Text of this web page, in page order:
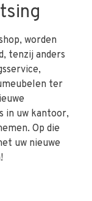
worden
tenzij anders
ter
in uw kantoor,
Op die
uw nieuwe